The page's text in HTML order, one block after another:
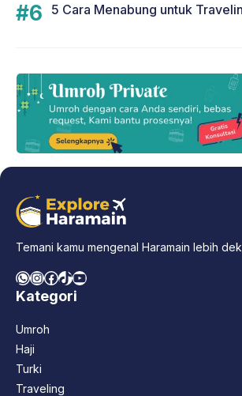
5 Cara Menabung untuk
Temani kamu mengenal Haramain lebih
WhatsApp
Instagram
Facebook
TikTok
YouTube
Kategori
Umroh
Haji
Turki
Traveling